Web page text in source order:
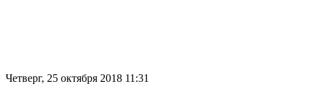
Четверг, 25 октября 2018 11:31